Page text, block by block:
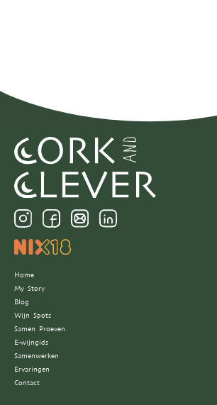
Home
My Story
Blog
Wijn Spots
Samen Proeven
E-wijngids
Samenwerken
Ervaringen
Contact